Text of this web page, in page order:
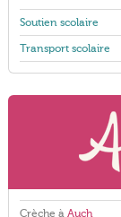
Soutien scolaire
Transport scolaire
Crèche à Auch